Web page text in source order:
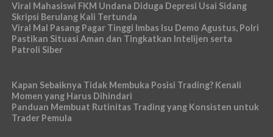
Viral Mahasiswi FKM Undana Diduga Depresi Usai Sidang
Skripsi Berulang Kali Tertunda
Viral Mal Pasang Pagar Tinggi Imbas Isu Demo Agustus, Polri
Pastikan Situasi Aman dan Tingkatkan Intelijen serta
Patroli Siber
Kapan Sebaiknya Tidak Membuka Posisi Trading? Kenali
Momen yang Harus Dihindari
Panduan Membuat Rutinitas Trading yang Konsisten untuk
Trader Pemula